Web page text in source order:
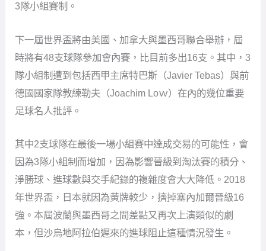
3隊小組賽制。
下一屆世界盃將由美國、加拿大與墨西哥聯合舉辦，屆
時將有48支球隊參加會內賽，比目前多出16支。其中，3
隊小組制遭到包括西甲主席特巴斯（Javier Tebas）與前
德國國家隊教練勒夫（Joachim Loｗ）在內的幾位重要
足球名人批評。
其中2支球隊在最後一場小組賽中達成交易的可能性，會
因為3隊小組制而增加，因為影響晉級到淘汰賽的積分、
淨勝球、進球數與交手紀錄的複雜度會大大降低。2018
年世界盃，日本就因為黃牌較少，擠掉塞內加爾晉級16
強。本屆波蘭與墨西哥之間差點又再次上演類似的劇
本，但沙烏地阿拉伯遲來的進球阻止這種情況發生。